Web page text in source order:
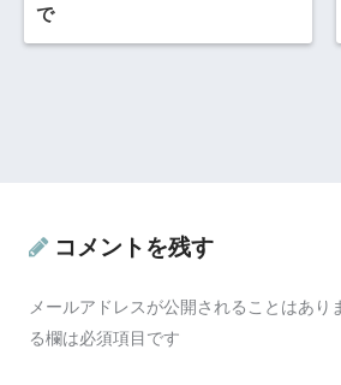
で
コメントを残す
メールアドレスが公開されることはあり
る欄は必須項目です